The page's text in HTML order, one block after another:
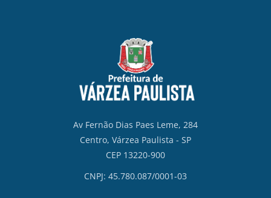
Av Fernão Dias Paes Leme, 284
Centro, Várzea Paulista - SP
CEP 13220-900
CNPJ: 45.780.087/0001-03